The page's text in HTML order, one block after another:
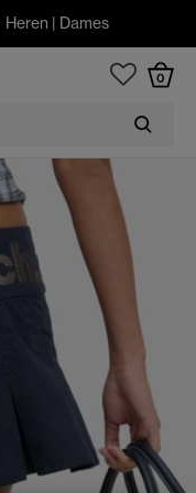
Heren | Dames
0